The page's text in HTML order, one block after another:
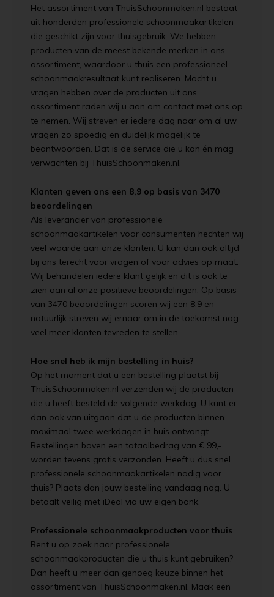
Het assortiment van ThuisSchoonmaken.nl bestaat
uit honderden professionele schoonmaakartikelen
die geschikt zijn voor thuisgebruik. We hebben
producten van de meest bekende merken in ons
assortiment, waardoor u thuis een professioneel
schoonmaakresultaat kunt realiseren. Mocht u
vragen hebben over de producten uit ons
assortiment raden wij u aan om contact met ons op
te nemen. Wij streven er iedere dag naar om al uw
vragen zo spoedig en duidelijk mogelijk te
beantwoorden. Dat is de service die u kan én mag
verwachten bij ThuisSchoonmaken.nl.
Klanten geven ons een 8,9 op basis van 3470
beoordelingen
Als leverancier van professionele
schoonmaakartikelen voor consumenten hechten wij
veel waarde aan onze klanten. U kan dan ook altijd
bij ons terecht voor vragen of voor advies op maat.
Wij behandelen iedere klant gelijk en dit is ook te
zien aan al onze positieve beoordelingen. Op basis
van 3470 beoordelingen scoren wij een 8,9 en
natuurlijk streven wij ernaar om in de toekomst nog
veel meer klanten tevreden te stellen.
Hoe snel heb ik mijn bestelling in huis?
Op het moment dat u een bestelling plaatst bij
ThuisSchoonmaken.nl verzenden wij de producten
die u heeft besteld de volgende werkdag. U kunt er
dan ook van uitgaan dat u de producten binnen
maximaal twee werkdagen in huis ontvangt.
Bestellingen boven een totaalbedrag van € 99,-
worden tevens gratis verzonden. Heeft u dus snel
professionele schoonmaakartikelen nodig voor
thuis? Plaats dan jouw bestelling vandaag nog. U
betaalt veilig met iDeal via uw eigen bank.
Professionele schoonmaakproducten voor thuis
Bent u op zoek naar professionele
schoonmaakproducten die u thuis kunt gebruiken?
Dan heeft u meer dan genoeg keuze binnen het
assortiment van ThuisSchoonmaken.nl. Maak een